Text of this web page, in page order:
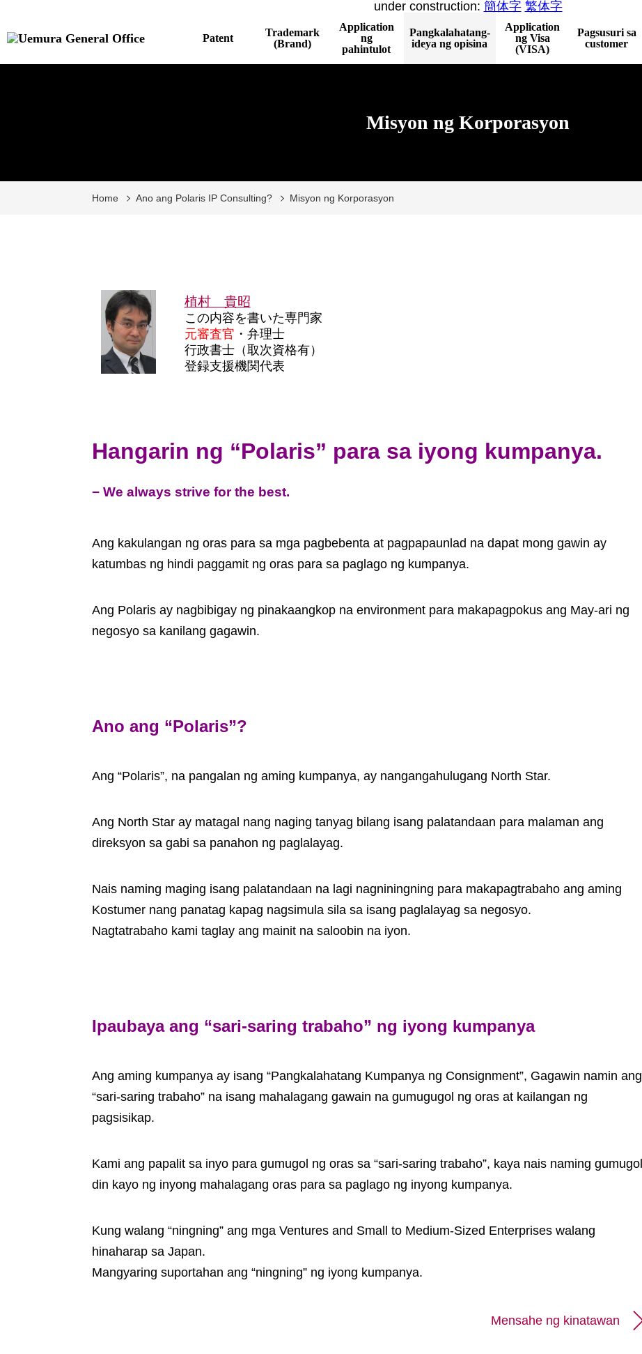
under construction: 簡体字 繁体字
Patent
Trademark
(Brand)
Application
ng
pahintulot
Pangkalahatang-
ideya ng opisina
Application
ng Visa
(VISA)
Pagsusuri sa
customer
Misyon ng Korporasyon
Home Ano ang Polaris IP Consulting? Misyon ng Korporasyon
植村 貴昭
この内容を書いた専門家
元審査官 ・弁理士
行政書士（取次資格有）
登録支援機関代表
Hangarin ng “Polaris” para sa iyong kumpanya.
− We always strive for the best.
Ang kakulangan ng oras para sa mga pagbebenta at pagpapaunlad na dapat mong gawin ay
katumbas ng hindi paggamit ng oras para sa paglago ng kumpanya.
Ang Polaris ay nagbibigay ng pinakaangkop na environment para makapagpokus ang May-ari ng
negosyo sa kanilang gagawin.
Ano ang “Polaris”?
Ang “Polaris”, na pangalan ng aming kumpanya, ay nangangahulugang North Star.
Ang North Star ay matagal nang naging tanyag bilang isang palatandaan para malaman ang
direksyon sa gabi sa panahon ng paglalayag.
Nais naming maging isang palatandaan na lagi nagniningning para makapagtrabaho ang aming
Kostumer nang panatag kapag nagsimula sila sa isang paglalayag sa negosyo.
Nagtatrabaho kami taglay ang mainit na saloobin na iyon.
Ipaubaya ang “sari-saring trabaho” ng iyong kumpanya
Ang aming kumpanya ay isang “Pangkalahatang Kumpanya ng Consignment”, Gagawin namin ang
“sari-saring trabaho” na isang mahalagang gawain na gumugugol ng oras at kailangan ng
pagsisikap.
Kami ang papalit sa inyo para gumugol ng oras sa “sari-saring trabaho”, kaya nais naming gumugol
din kayo ng inyong mahalagang oras para sa paglago ng inyong kumpanya.
Kung walang “ningning” ang mga Ventures and Small to Medium-Sized Enterprises walang
hinaharap sa Japan.
Mangyaring suportahan ang “ningning” ng iyong kumpanya.
Mensahe ng kinatawan